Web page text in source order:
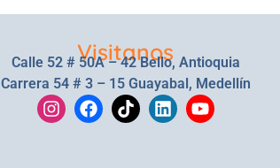
Visitanos
Calle 52 # 50A – 42 Bello, Antioquia
Carrera 54 # 3 – 15 Guayabal, Medellín